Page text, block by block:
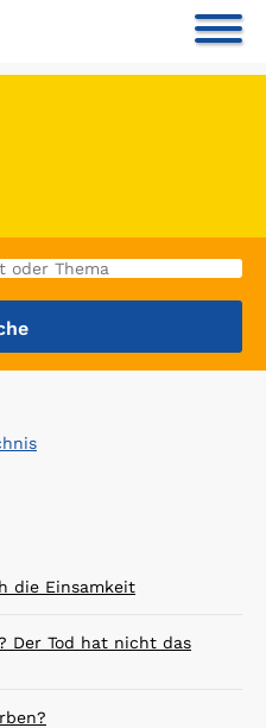
die Einsamkeit
Der Tod hat nicht das